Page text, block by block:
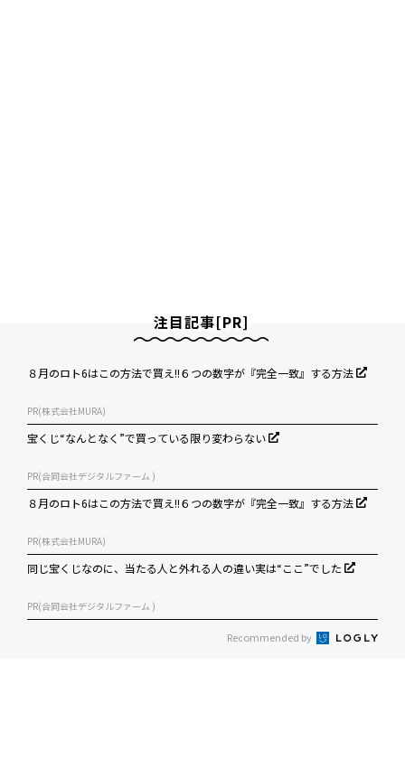
注目記事[PR]
８月のロト6はこの方法で買え!!６つの数字が『完全一致』する方法
PR(株式会社MURA)
宝くじ“なんとなく”で買っている限り変わらない
PR(合同会社デジタルファーム )
８月のロト6はこの方法で買え!!６つの数字が『完全一致』する方法
PR(株式会社MURA)
同じ宝くじなのに、当たる人と外れる人の違い実は“ここ”でした
PR(合同会社デジタルファーム )
Recommended by